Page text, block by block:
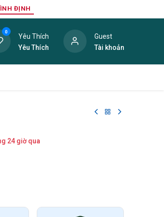
ĐỊNH
0
Yêu Thích
Yêu Thích
Guest
Tài khoản
24 giờ qua